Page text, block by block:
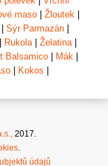
maso Žloutek
Sýr Parmazán
Rukola| Želatina|
Balsamico Mák
Kokos
2017.
.
údajů